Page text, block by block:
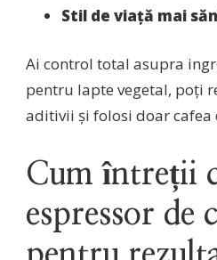
Stil de viață mai
Ai control total asupra
pentru lapte vegetal, poți
aditivii și folosi doar cafea
Cum întreții
espressor de